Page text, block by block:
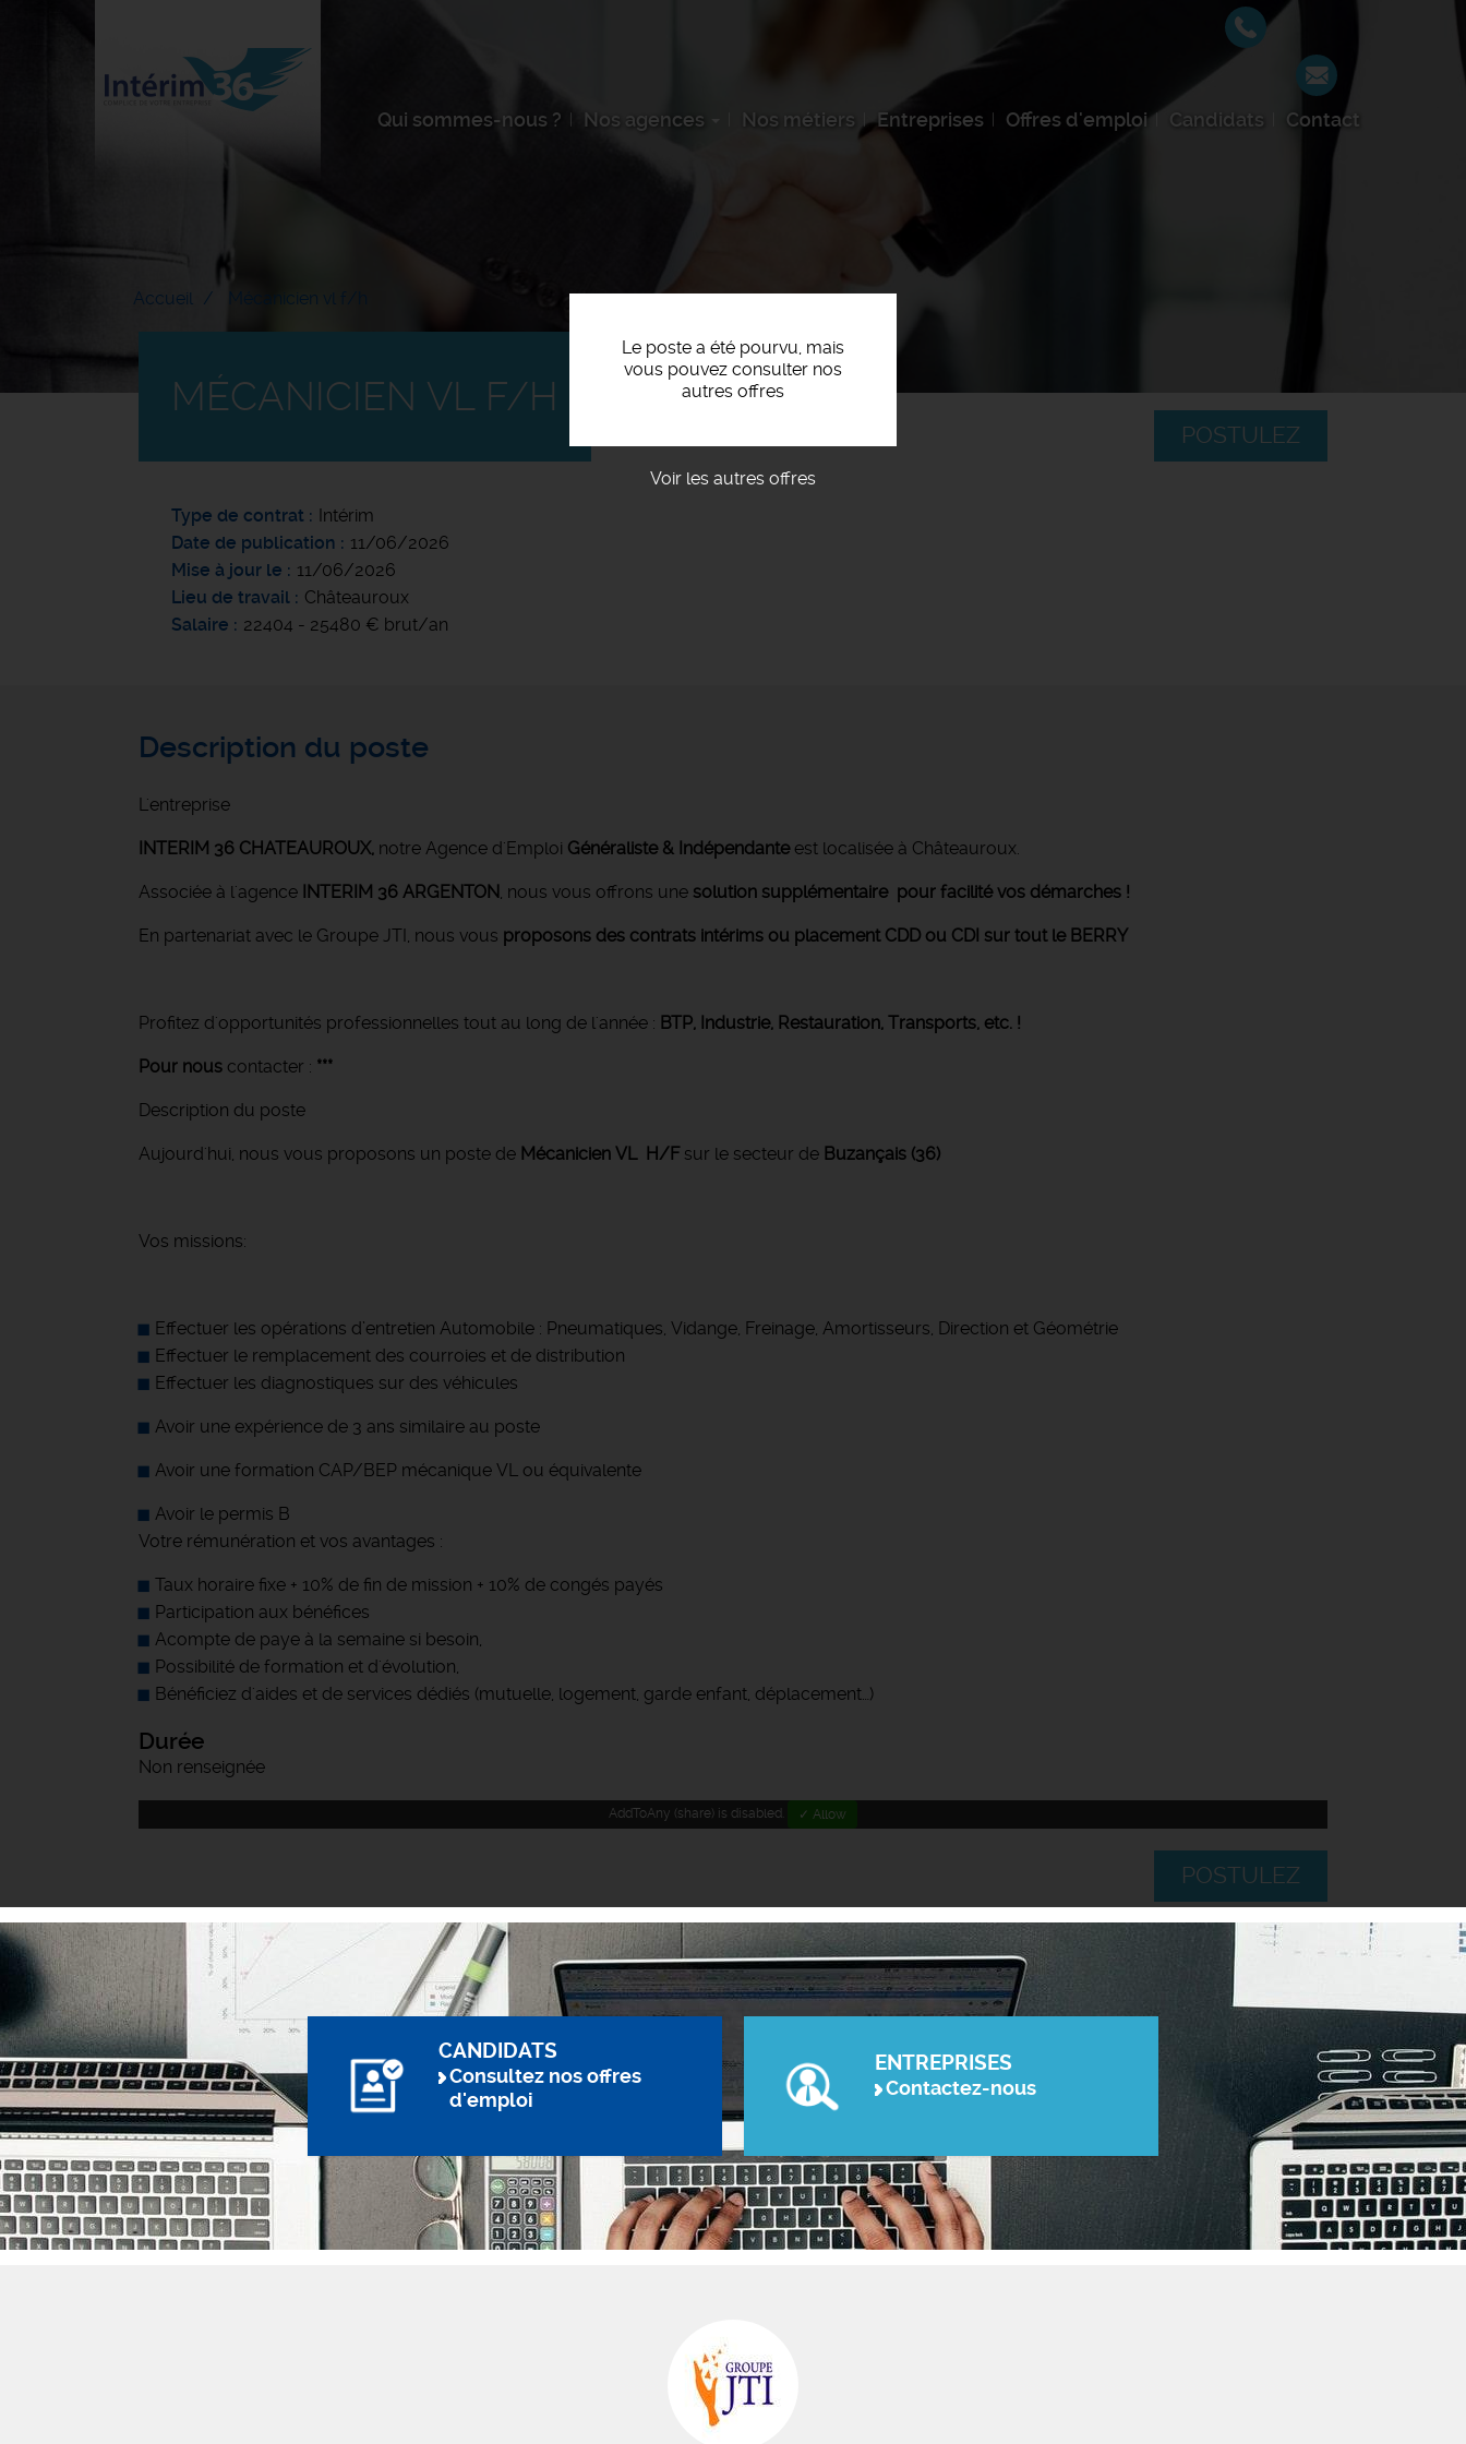
Qui sommes-nous ? Nos agences Nos métiers Entreprises Offres d'emploi Candidats Contact
Accueil Mécanicien vl f/h
Le poste a été pourvu, mais
vous pouvez consulter nos
autres offres
Voir les autres offres
POSTULEZ
MÉCANICIEN VL F/H
Type de contrat
Intérim
Date de publication
11/06/2026
Mise à jour le
11/06/2026
Lieu de travail
Châteauroux
Salaire
22404 - 25480 € brut/an
Description du poste
L'entreprise
INTERIM 36 CHATEAUROUX, notre Agence d'Emploi Généraliste & Indépendante est localisée à Châteauroux.
Associée à l'agence INTERIM 36 ARGENTON, nous vous offrons une solution supplémentaire pour facilité vos démarches !
En partenariat avec le Groupe JTI, nous vous proposons des contrats intérims ou placement CDD ou CDI sur tout le BERRY
Profitez d'opportunités professionnelles tout au long de l'année : BTP, Industrie, Restauration, Transports, etc. !
Pour nous contacter : ***
Description du poste
Aujourd'hui, nous vous proposons un poste de Mécanicien VL H/Fsur le secteur de Buzançais (36)
Vos missions:
Effectuer les opérations d’entretien Automobile : Pneumatiques, Vidange, Freinage, Amortisseurs, Direction et Géométrie
Effectuer le remplacement des courroies et de distribution
Effectuer les diagnostiques sur des véhicules
Avoir une expérience de 3 ans similaire au poste
Avoir une formation CAP/BEP mécanique VL ou équivalente
Avoir le permis B
Votre rémunération et vos avantages :
Taux horaire fixe + 10% de fin de mission + 10% de congés payés
Participation aux bénéfices
Acompte de paye à la semaine si besoin,
Possibilité de formation et d'évolution,
Bénéficiez d'aides et de services dédiés (mutuelle, logement, garde enfant, déplacement…)
Durée
Non renseignée
AddToAny (share) is disabled. ✓ Allow
POSTULEZ
CANDIDATS
Consultez nos offres
d'emploi
ENTREPRISES
Contactez-nous